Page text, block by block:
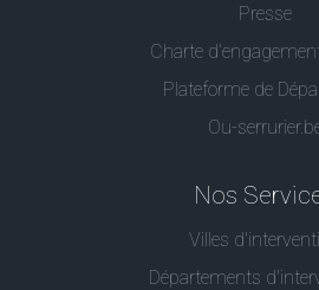
Presse
Charte
Plateforme de
Ou-
Nos
Villes
Départements